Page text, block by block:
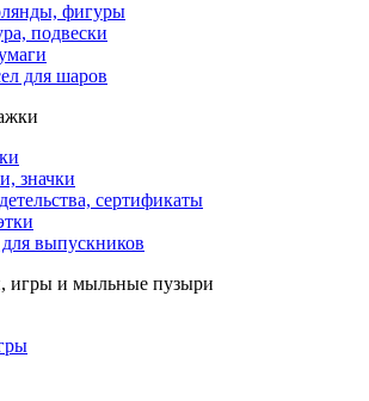
фигуры
подвески
для шаров
значки
сертификаты
выпускников
игры и мыльные пузыри